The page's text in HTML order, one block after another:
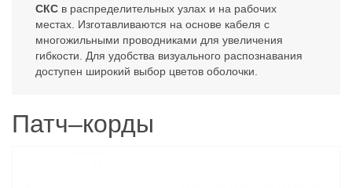
СКС в распределительных узлах и на рабочих
местах. Изготавливаются на основе кабеля с
многожильными проводниками для увеличения
гибкости. Для удобства визуального распознавания
доступен широкий выбор цветов оболочки.
Патч–корды